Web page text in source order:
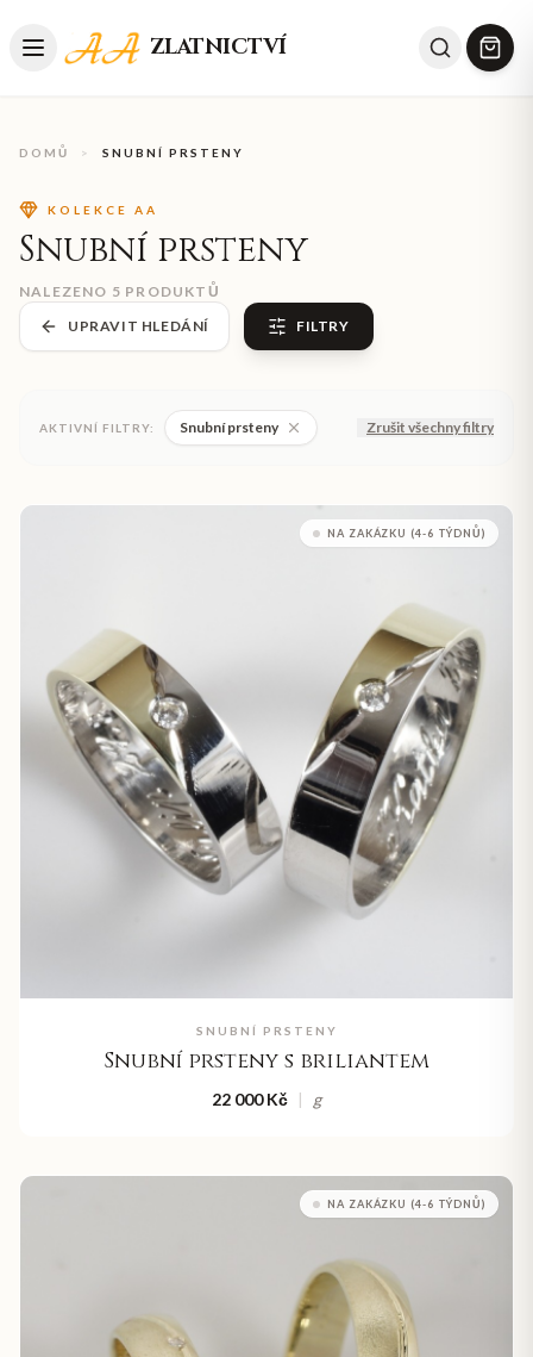
ZLATNICTVÍ
DOMŮ > SNUBNÍ PRSTENY
KOLEKCE AA
Snubní prsteny
NALEZENO 5 PRODUKTŮ
UPRAVIT HLEDÁNÍ
FILTRY
AKTIVNÍ FILTRY: Snubní prsteny Zrušit všechny filtry
NA ZAKÁZKU (4-6 TÝDNŮ)
SNUBNÍ PRSTENY
Snubní prsteny s briliantem
22 000 Kč | g
NA ZAKÁZKU (4-6 TÝDNŮ)